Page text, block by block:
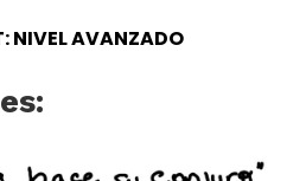
NIVEL AVANZADO